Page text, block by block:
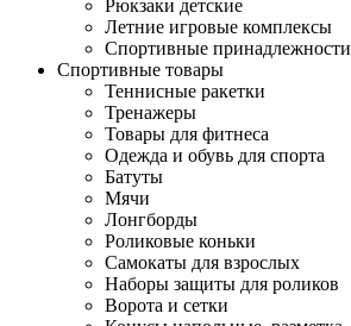
Рюкзаки детские
Летние игровые комплексы
Спортивные принадлежности
Спортивные товары
Теннисные ракетки
Тренажеры
Товары для фитнеса
Одежда и обувь для спорта
Батуты
Мячи
Лонгборды
Роликовые коньки
Самокаты для взрослых
Наборы защиты для роликов
Ворота и сетки